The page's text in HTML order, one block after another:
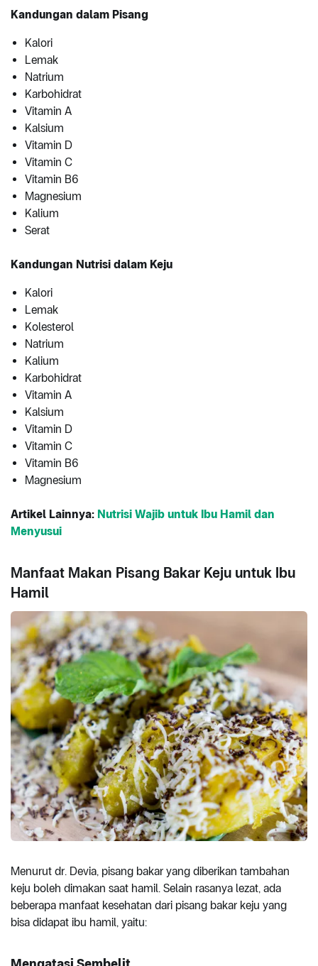
Kandungan dalam Pisang
Kalori
Lemak
Natrium
Karbohidrat
Vitamin A
Kalsium
Vitamin D
Vitamin C
Vitamin B6
Magnesium
Kalium
Serat
Kandungan Nutrisi dalam Keju
Kalori
Lemak
Kolesterol
Natrium
Kalium
Karbohidrat
Vitamin A
Kalsium
Vitamin D
Vitamin C
Vitamin B6
Magnesium
Artikel Lainnya: Nutrisi Wajib untuk Ibu Hamil dan
Menyusui
Manfaat Makan Pisang Bakar Keju untuk Ibu
Hamil
Menurut dr. Devia, pisang bakar yang diberikan tambahan
keju boleh dimakan saat hamil. Selain rasanya lezat, ada
beberapa manfaat kesehatan dari pisang bakar keju yang
bisa didapat ibu hamil, yaitu: